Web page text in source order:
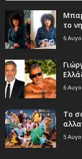
το
6
6
Το
5